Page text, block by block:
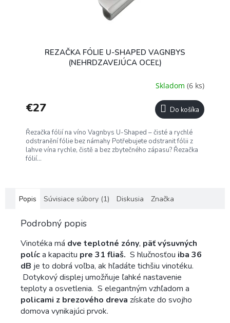
REZAČKA FÓLIE U-SHAPED VAGNBYS
(NEHRDZAVEJÚCA OCEĽ)
Skladom (6 ks)
€27 Do košíka
Řezačka fólií na víno Vagnbys U-Shaped – čisté a rychlé
odstranění fólie bez námahy Potřebujete odstranit fólii z
lahve vína rychle, čistě a bez zbytečného zápasu? Řezačka
fólií...
Popis Súvisiace súbory (1) Diskusia Značka
Podrobný popis
Vinotéka má dve teplotné zóny, päť výsuvných
políca kapacitu pre 31 fliaš. S hlučnosťou iba 36
dB je to dobrá voľba, ak hľadáte tichšiu vinotéku.
Dotykový displej umožňuje ľahké nastavenie
teploty a osvetlenia. S elegantným vzhľadom a
policami z brezového dreva získate do svojho
domova vynikajúci prvok.